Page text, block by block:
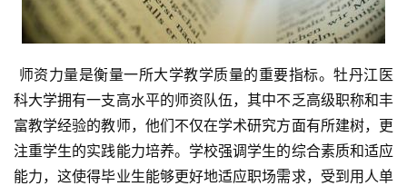
科大学拥有一支高水平的师资队伍，其中不乏高级职称和丰
富教学经验的教师，他们不仅在学术研究方面有所建树，更
注重学生的实践能力培养。学校强调学生的综合素质和适应
能力，这使得毕业生能够更好地适应职场需求，受到用人单